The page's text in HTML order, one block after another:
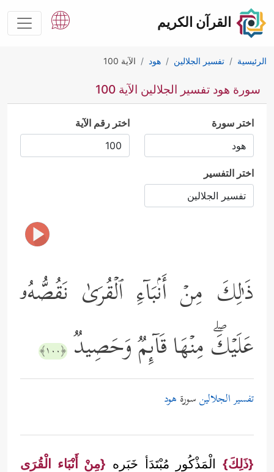
القرآن الكريم
الرئيسية تفسير الجلالين هود الآية 100
سورة هود تفسير الجلالين الآية 100
اختر سورة اختر رقم الآية
اختر التفسير
ذَ ٰ⁠لِكَ مِنۡ أَنۢبَاۤءِ ٱلۡقُرَىٰ نَقُصُّهُۥ
عَلَیۡكَۖ مِنۡهَا قَاۤىِٕمࣱ وَحَصِیدࣱ ﴿١٠٠﴾
تفسير الجلالينسورة هود
{ذَلِكَ}الْمَذْكُور مُبْتَدَأ خَبَره {مِنْ أَنْبَاء الْقُرَى